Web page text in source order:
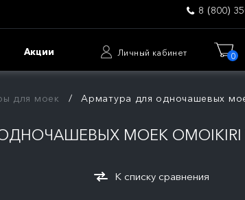
8 (800)
Акции Личный кабинет 0
для моек Арматура для одночашевых
МОЕК OMOIKIRI
К списку сравнения